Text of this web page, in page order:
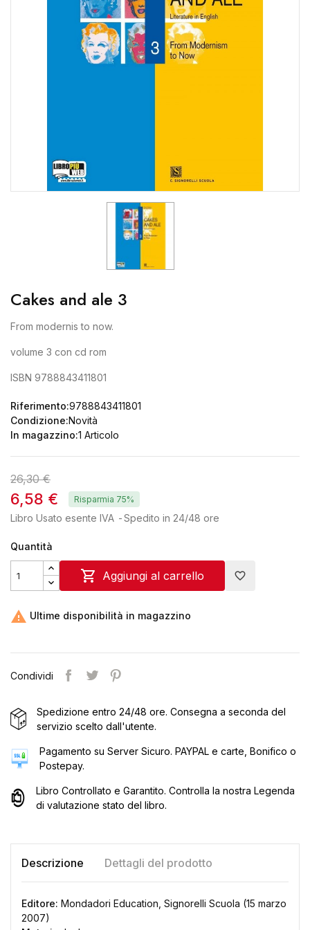
Cakes and ale 3
From modernis to now.
volume 3 con cd rom
ISBN 9788843411801
Riferimento:9788843411801
Condizione:Novità
In magazzino:1 Articolo
26,30 €
6,58 € Risparmia 75%
Libro Usato esente IVA Spedito in 24/48 ore
Quantità
 Aggiungi al carrello favorite_border
 Ultime disponibilità in magazzino
Condividi
Spedizione entro 24/48 ore. Consegna a seconda del
servizio scelto dall'utente.
Pagamento su Server Sicuro. PAYPAL e carte, Bonifico o
Postepay.
Libro Controllato e Garantito. Controlla la nostra Legenda
di valutazione stato del libro.
Descrizione Dettagli del prodotto
Editore: Mondadori Education, Signorelli Scuola (15 marzo
2007)